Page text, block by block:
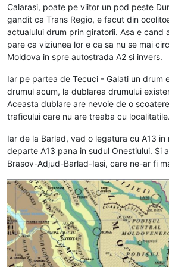
Calarasi, poate pe viitor un pod peste
gandit ca Trans Regio, e facut din
actualului drum prin giratorii. Asa e cand
pare ca viziunea lor e ca sa nu se mai
Moldova in spre autostrada A2 si invers.
Iar pe partea de Tecuci - Galati un drum
drumul acum, la dublarea drumului
Aceasta dublare are nevoie de o
traficului care nu are treaba cu localitatile.
Iar de la Barlad, vad o legatura cu A13 in
departe A13 pana in sudul Onestiului. Si
Brasov-Adjud-Barlad-Iasi, care ne-ar fi